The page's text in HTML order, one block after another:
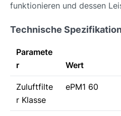
funktionieren und dessen
Technische
Paramete
r
Wert
Zuluftfilte
r Klasse
ePM1 60